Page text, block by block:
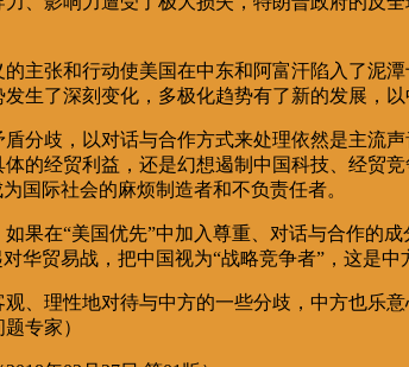
主张和行动使美国在中东和阿富汗陷入了泥
生了深刻变化，多极化趋势有了新的发展，
分歧，以对话与合作方式来处理依然是主流
的经贸利益，还是幻想遏制中国科技、经贸
国际社会的麻烦制造者和不负责任者。
果在“美国优先”中加入尊重、对话与合作的
华贸易战，把中国视为“战略竞争者”，这是
、理性地对待与中方的一些分歧，中方也乐
专家）